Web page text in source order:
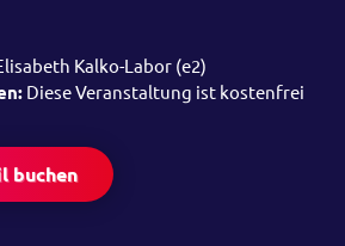
Kalko-Labor (e2)
Diese Veranstaltung ist kostenfrei
buchen